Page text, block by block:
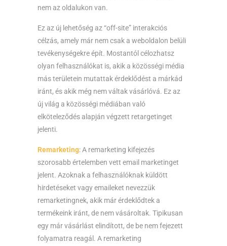
nem az oldalukon van.
Ez az új lehetőség az “off-site” interakciós
célzás, amely már nem csak a weboldalon belüli
tevékenységekre épít. Mostantól célozhatsz
olyan felhasználókat is, akik a közösségi média
más területein mutattak érdeklődést a márkád
iránt, és akik még nem váltak vásárlóvá. Ez az
új világ a közösségi médiában való
elköteleződés alapján végzett retargetinget
jelenti.
Remarketing: A remarketing kifejezés
szorosabb értelemben vett email marketinget
jelent. Azoknak a felhasználóknak küldött
hirdetéseket vagy emaileket nevezzük
remarketingnek, akik már érdeklődtek a
termékeink iránt, de nem vásároltak. Tipikusan
egy már vásárlást elindított, de be nem fejezett
folyamatra reagál. A remarketing